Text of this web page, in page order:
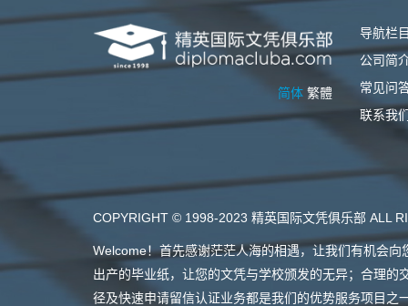
简体 繁體
导航栏目
公司简
常见问
联系我
COPYRIGHT © 1998-2023 精英国际文凭俱乐部 ALL
Welcome！首先感谢茫茫人海的相遇，让我们有机会
出产的毕业纸，让您的文凭与学校颁发的无异；合理
径及快速申请留信认证业务都是我们的优势服务项目